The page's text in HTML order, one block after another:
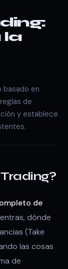
la
basado en
de
y establece
de
dónde
(Take
las cosas
de